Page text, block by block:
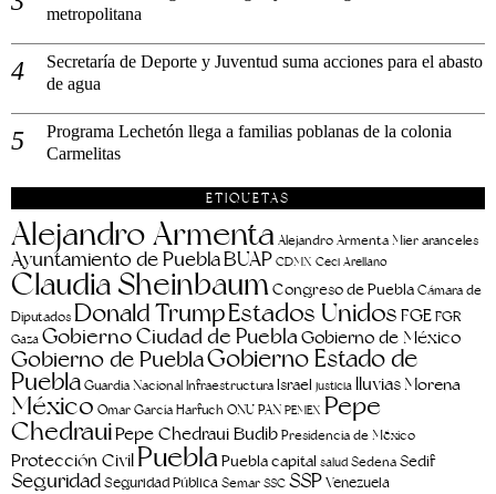
metropolitana
Secretaría de Deporte y Juventud suma acciones para el abasto
de agua
Programa Lechetón llega a familias poblanas de la colonia
Carmelitas
ETIQUETAS
Alejandro Armenta Alejandro Armenta Mier aranceles
Ayuntamiento de PueblaBUAP CDMX Ceci Arellano
Claudia SheinbaumCongreso de Puebla Cámara de
Diputados Donald TrumpEstados Unidos FGEFGR
Gaza Gobierno Ciudad de PueblaGobierno de México
Gobierno de PueblaGobierno Estado de
PueblaGuardia Nacional Infraestructura Israel justicia lluviasMorena
México Omar García Harfuch ONU PAN PEMEX Pepe
ChedrauiPepe Chedraui BudibPresidencia de México
Protección Civil PueblaPuebla capital salud Sedena Sedif
SeguridadSeguridad Pública Semar SSC SSPVenezuela